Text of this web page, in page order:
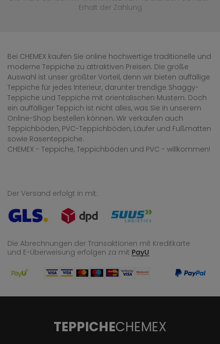
Erhalt der Zahlung
Bei CHEMEX kaufen Sie online hochwertige traditionelle und
moderne Teppiche zu attraktiven Preisen. Die große
Auswahl ist unser größter Vorteil, denn wir bieten auffällige
Teppiche für jedes Interieur, darunter trendige Shaggy-
Teppiche und Teppiche mit orientalischen Mustern. Doch
ein auffälliger Teppich ist nicht alles, was Sie in unserem
Online-Shop bestellen können. Wir verkaufen auch
Teppichböden, PVC-Teppichböden, Läufer und Fußmatten
sowie Rasenteppiche.
CHEMEX - Teppiche, Teppichböden und PVC - willkommen!
Der Versand erfolgt in mit:
Die Abrechnungen der Transaktionen mit Kreditkarte
und E-Überweisung erfolgen za mit PayU
TEPPICHECHEMEX